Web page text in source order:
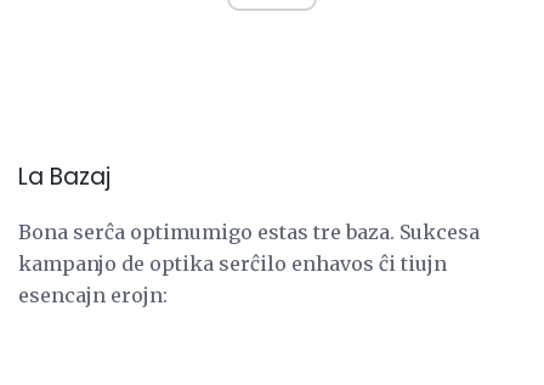
La Bazaj
Bona serĉa optimumigo estas tre baza. Sukcesa
kampanjo de optika serĉilo enhavos ĉi tiujn
esencajn erojn: